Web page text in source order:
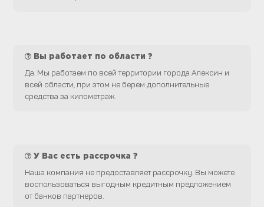
Вы работает по области ?
Да. Мы работаем по всей территории города Алексин и
всей области, при этом не берем дополнительные
средства за километраж.
У Вас есть рассрочка ?
Наша компания не предоставляет рассрочку. Вы можете
воспользоваться выгодным кредитным предложением
от банков партнеров.